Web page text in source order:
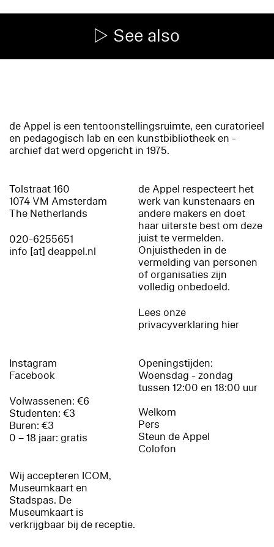
See also
de Appel is een tentoonstellingsruimte, een curatorieel
en pedagogisch lab en een kunstbibliotheek en -
archief dat werd opgericht in 1975.
Tolstraat 160
1074 VM Amsterdam
The Netherlands
020-6255651
info [at] deappel.nl
de Appel respecteert het
werk van kunstenaars en
andere makers en doet
haar uiterste best om deze
juist te vermelden.
Onjuistheden in de
vermelding van personen
of organisaties zijn
volledig onbedoeld.
Lees onze
privacyverklaring hier
Instagram
Facebook
Volwassenen: €6
Studenten: €3
Buren: €3
0 – 18 jaar: gratis
Wij accepteren ICOM,
Museumkaart en
Stadspas. De
Museumkaart is
verkrijgbaar bij de receptie.
Openingstijden:
Woensdag - zondag
tussen 12:00 en 18:00 uur
Welkom
Pers
Steun de Appel
Colofon